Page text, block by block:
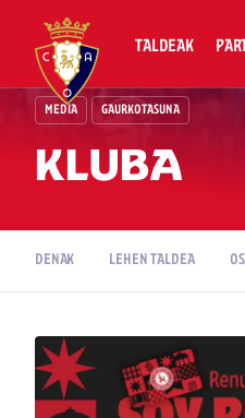
TALDEAK
MEDIA GAURKOTASUNA
KLUBA
DENAK LEHEN TALDEA